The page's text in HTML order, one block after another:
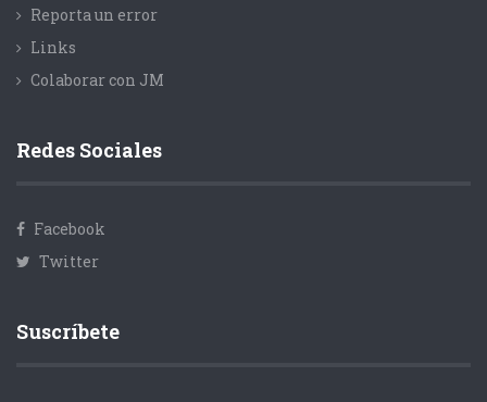
Reporta un error
Links
Colaborar con JM
Redes Sociales
Facebook
Twitter
Suscríbete